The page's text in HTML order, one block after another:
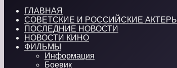
ГЛАВНАЯ
СОВЕТСКИЕ И РОССИЙСКИЕ АКТЕРЫ
ПОСЛЕДНИЕ НОВОСТИ
НОВОСТИ КИНО
ФИЛЬМЫ
Информация
Боевик